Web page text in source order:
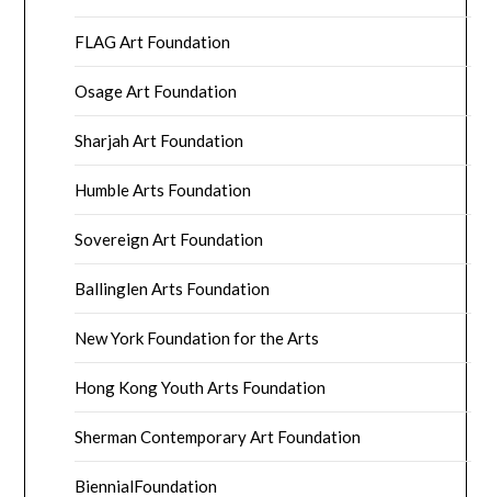
FLAG Art Foundation
Osage Art Foundation
Sharjah Art Foundation
Humble Arts Foundation
Sovereign Art Foundation
Ballinglen Arts Foundation
New York Foundation for the Arts
Hong Kong Youth Arts Foundation
Sherman Contemporary Art Foundation
BiennialFoundation